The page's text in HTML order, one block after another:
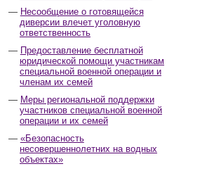
Несообщение о готовящейся
диверсии влечет уголовную
ответственность
Предоставление бесплатной
юридической помощи участникам
специальной военной операции и
членам их семей
Меры региональной поддержки
участников специальной военной
операции и их семей
«Безопасность
несовершеннолетних на водных
объектах»